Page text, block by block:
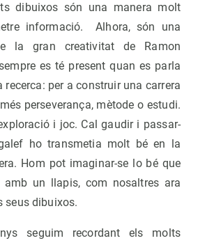
dibuixos són una manera molt
informació. Alhora, són una
la gran creativitat de Ramon
es té present quan es parla
recerca: per a construir una carrera
perseverança, mètode o estudi.
i joc. Cal gaudir i passar-
ho transmetia molt bé en la
Hom pot imaginar-se lo bé que
amb un llapis, com nosaltres ara
seus dibuixos.
seguim recordant els molts